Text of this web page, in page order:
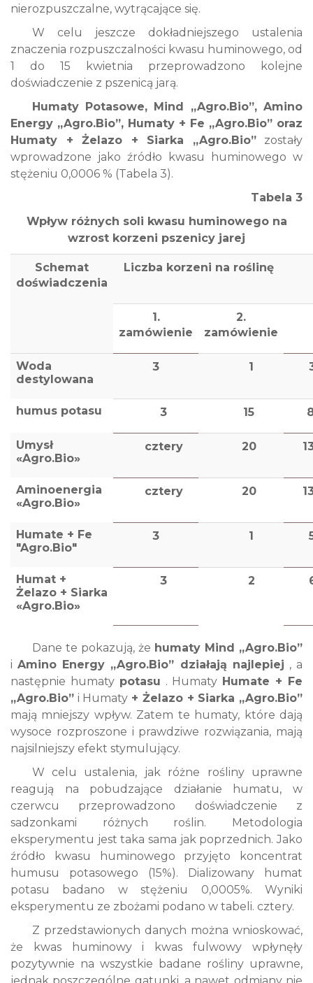
nierozpuszczalne, wytrącające się.
W celu jeszcze dokładniejszego ustalenia
znaczenia rozpuszczalności kwasu huminowego, od
1 do 15 kwietnia przeprowadzono kolejne
doświadczenie z pszenicą jarą.
Humaty Potasowe, Mind „Agro.Bio”, Amino
Energy „Agro.Bio”, Humaty + Fe „Agro.Bio” oraz
Humaty + Żelazo + Siarka „Agro.Bio”zostały
wprowadzone jako źródło kwasu huminowego w
stężeniu 0,0006 % (Tabela 3).
Tabela 3
Wpływ różnych soli kwasu huminowego na
wzrost korzeni pszenicy jarej
Schemat
doświadczenia
Liczba korzeni na roślinę
1.
zamówienie
2.
zamówienie
Woda
destylowana
3 1
humus potasu 3 15
Umysł
«Agro.Bio»
cztery 20
Aminoenergia
«Agro.Bio»
cztery 20
Humate + Fe
"Agro.Bio"
3 1
Humat +
Żelazo + Siarka
«Agro.Bio»
3 2
Dane te pokazują, że humaty Mind „Agro.Bio”
iAmino Energy „Agro.Bio” działają najlepiej , a
następnie humaty potasu . Humaty Humate + Fe
„Agro.Bio” i Humaty + Żelazo + Siarka „Agro.Bio”
mają mniejszy wpływ. Zatem te humaty, które dają
wysoce rozproszone i prawdziwe rozwiązania, mają
najsilniejszy efekt stymulujący.
W celu ustalenia, jak różne rośliny uprawne
reagują na pobudzające działanie humatu, w
czerwcu przeprowadzono doświadczenie z
sadzonkami różnych roślin. Metodologia
eksperymentu jest taka sama jak poprzednich. Jako
źródło kwasu huminowego przyjęto koncentrat
humusu potasowego (15%). Dializowany humat
potasu badano w stężeniu 0,0005%. Wyniki
eksperymentu ze zbożami podano w tabeli. cztery.
Z przedstawionych danych można wnioskować,
że kwas huminowy i kwas fulwowy wpłynęły
pozytywnie na wszystkie badane rośliny uprawne,